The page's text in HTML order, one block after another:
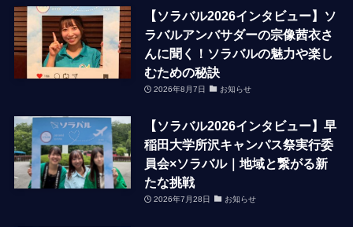
【ソラバル2026インタビュー】ソ
ラバルアンバサダーの宗像茜衣さ
んに聞く！ソラバルの魅力や楽し
むための秘訣
2026年8月7日 お知らせ
【ソラバル2026インタビュー】早
稲田大学所沢キャンパス祭実行委
員会×ソラバル｜地域と繋がる新
たな挑戦
2026年7月28日 お知らせ